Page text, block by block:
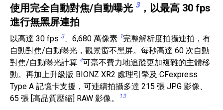
使用完全自動對焦/自動曝光 3，以最高 30 fps
進行無黑屏連拍
以高達 30 fps 3、6,680 萬像素 1完整解析度拍攝連拍，有
自動對焦/自動曝光，觀景窗不黑屏。每秒高達 60 次自動
對焦/自動曝光計算 4可毫不費力地追蹤更加複雜的主體移
動。再加上升級版 BIONZ XR2 處理引擎及 CFexpress
Type A 記憶卡支援，可連續拍攝多達 215 張 JPG 影像、
65 張 [高品質壓縮] RAW 影像。
13